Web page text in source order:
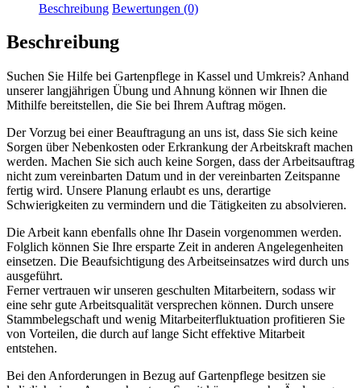
Beschreibung Bewertungen (0)
Beschreibung
Suchen Sie Hilfe bei Gartenpflege in Kassel und Umkreis? Anhand
unserer langjährigen Übung und Ahnung können wir Ihnen die
Mithilfe bereitstellen, die Sie bei Ihrem Auftrag mögen.
Der Vorzug bei einer Beauftragung an uns ist, dass Sie sich keine
Sorgen über Nebenkosten oder Erkrankung der Arbeitskraft machen
werden. Machen Sie sich auch keine Sorgen, dass der Arbeitsauftrag
nicht zum vereinbarten Datum und in der vereinbarten Zeitspanne
fertig wird. Unsere Planung erlaubt es uns, derartige
Schwierigkeiten zu vermindern und die Tätigkeiten zu absolvieren.
Die Arbeit kann ebenfalls ohne Ihr Dasein vorgenommen werden.
Folglich können Sie Ihre ersparte Zeit in anderen Angelegenheiten
einsetzen. Die Beaufsichtigung des Arbeitseinsatzes wird durch uns
ausgeführt.
Ferner vertrauen wir unseren geschulten Mitarbeitern, sodass wir
eine sehr gute Arbeitsqualität versprechen können. Durch unsere
Stammbelegschaft und wenig Mitarbeiterfluktuation profitieren Sie
von Vorteilen, die durch auf lange Sicht effektive Mitarbeit
entstehen.
Bei den Anforderungen in Bezug auf Gartenpflege besitzen sie